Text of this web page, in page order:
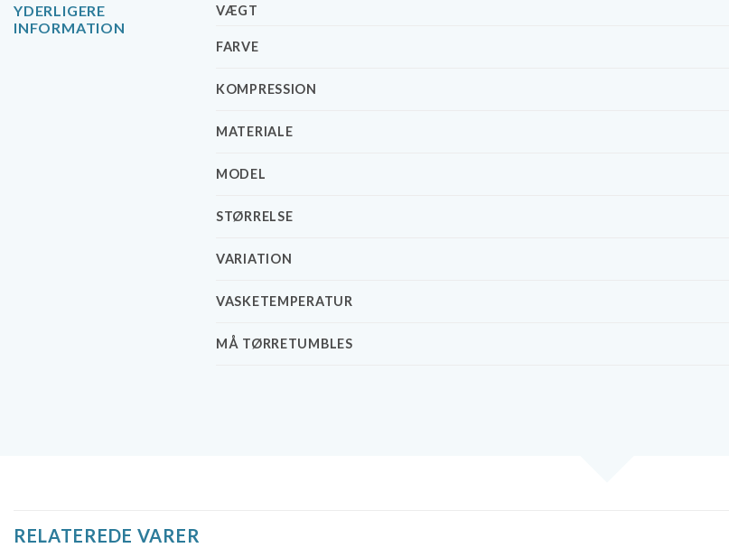
YDERLIGERE
INFORMATION
VÆGT
FARVE
KOMPRESSION
MATERIALE
MODEL
STØRRELSE
VARIATION
VASKETEMPERATUR
MÅ TØRRETUMBLES
RELATEREDE VARER